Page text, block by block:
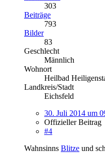
303
Beiträge
793
Bilder
83
Geschlecht
Männlich
Wohnort
Heilbad
Landkreis/Stadt
Eichsfeld
30. Juli 2014 um
Offizieller Beitrag
#4
Wahnsinns Blitze und